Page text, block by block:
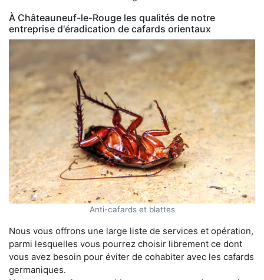
À Châteauneuf-le-Rouge les qualités de notre
entreprise d'éradication de cafards orientaux
Anti-cafards et blattes
Nous vous offrons une large liste de services et opération,
parmi lesquelles vous pourrez choisir librement ce dont
vous avez besoin pour éviter de cohabiter avec les cafards
germaniques.